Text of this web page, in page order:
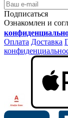
Подписаться
Ознакомлен и
Оплата Доставка